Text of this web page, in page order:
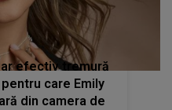
efectiv tremură
care Emily
din camera de